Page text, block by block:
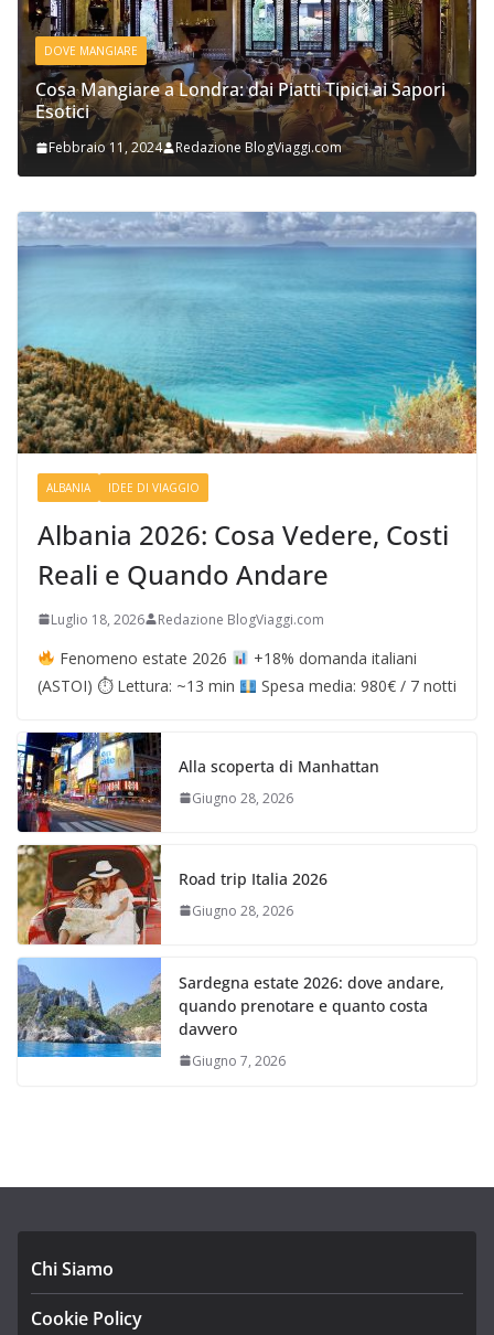
DOVE MANGIARE
Cosa Mangiare a Londra: dai Piatti Tipici ai Sapori
Esotici
Febbraio 11, 2024 Redazione BlogViaggi.com
ALBANIA IDEE DI VIAGGIO
Albania 2026: Cosa Vedere, Costi
Reali e Quando Andare
Luglio 18, 2026 Redazione BlogViaggi.com
Fenomeno estate 2026
+18% domanda italiani
(ASTOI) ⏱ Lettura: ~13 min
Spesa media: 980€ / 7 notti
Alla scoperta di Manhattan
Giugno 28, 2026
Road trip Italia 2026
Giugno 28, 2026
Sardegna estate 2026: dove andare,
quando prenotare e quanto costa
davvero
Giugno 7, 2026
Chi Siamo
Cookie Policy